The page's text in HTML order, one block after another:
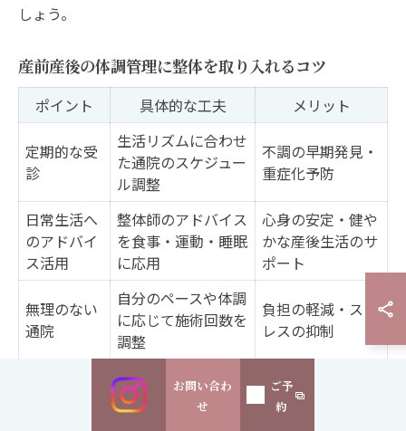
しょう。
産前産後の体調管理に整体を取り入れるコツ
ポイント 具体的な工夫 メリット
定期的な受
診
生活リズムに合わせ
た通院のスケジュー
ル調整
不調の早期発見・
重症化予防
日常生活へ
のアドバイ
ス活用
整体師のアドバイス
を食事・運動・睡眠
に応用
心身の安定・健や
かな産後生活のサ
ポート
無理のない
通院
自分のペースや体調
に応じて施術回数を
調整
負担の軽減・スト
レスの抑制
産前産後の体調管理には、整体を定期的に取り入れるこ
とが有効です。特に永福町周辺では、仕事や家事、育児
お問い合わ
せ
ご予
約